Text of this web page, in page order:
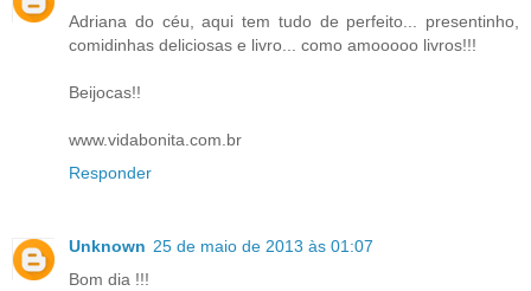
Adriana do céu, aqui tem tudo de perfeito... presentinho,
comidinhas deliciosas e livro... como amooooo livros!!!
Beijocas!!
www.vidabonita.com.br
Responder
Unknown 25 de maio de 2013 às 01:07
Bom dia !!!